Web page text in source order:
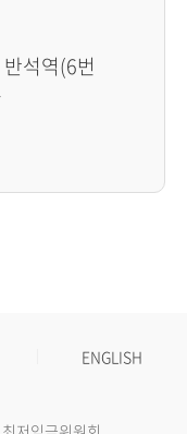
석역(6번
ENGLISH